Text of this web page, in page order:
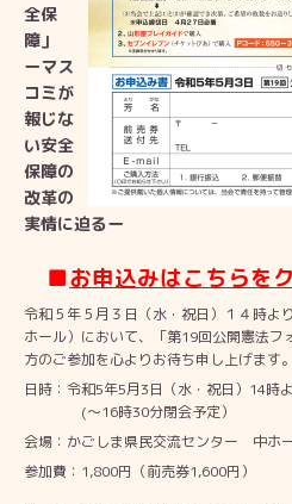
全保
障」
ーマス
コミが
報じな
い安全
保障の
改革の
実情に迫るー
■お申込みはこちらを
令和５年５月３日（水・祝日）１４時よ
ホール）において、「第19回公開憲法
方のご参加を心よりお待ち申し上げます。
日時：令和5年5月3日（水・祝日）14時
(～16時30分閉会予定）
会場：かごしま県民交流センター 中ホ
参加費：1,800円（前売券1,600円）